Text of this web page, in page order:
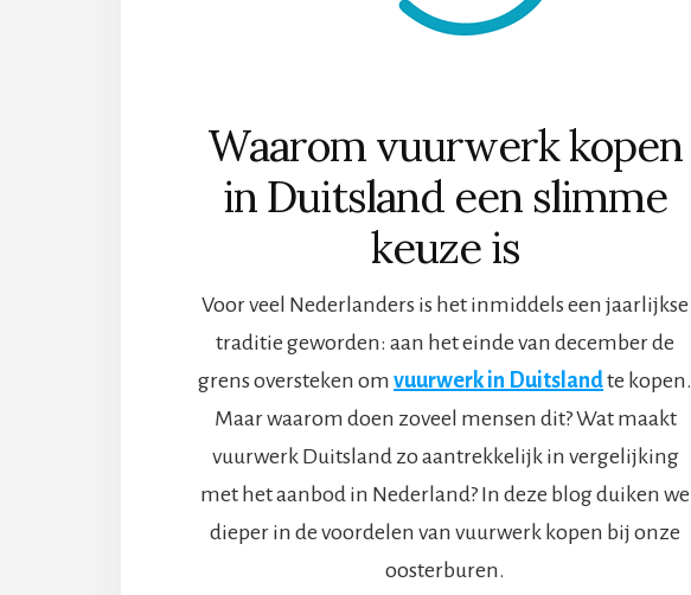
Waarom vuurwerk kopen
in Duitsland een slimme
keuze is
Voor veel Nederlanders is het inmiddels een jaarlijkse
traditie geworden: aan het einde van december de
grens oversteken omvuurwerk in Duitslandte kopen.
Maar waarom doen zoveel mensen dit? Wat maakt
vuurwerk Duitsland zo aantrekkelijk in vergelijking
met het aanbod in Nederland? In deze blog duiken we
dieper in de voordelen van vuurwerk kopen bij onze
oosterburen.